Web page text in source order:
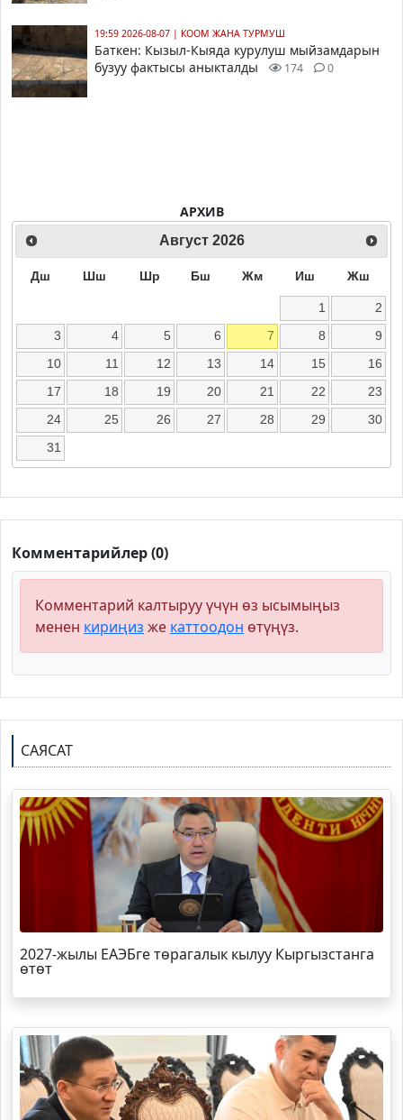
19:59 2026-08-07 | КООМ ЖАНА ТУРМУШ
Баткен: Кызыл-Кыяда курулуш мыйзамдарын
бузуу фактысы аныкталды
174 0
АРХИВ
Август 2026
Дш Шш Шр Бш Жм Иш Жш
1
2
3
4 5 6 7 8
9
10
11 12 13 14 15
16
17
18 19 20 21 22
23
24
25 26 27 28 29
30
31
Комментарийлер (0)
Комментарий калтыруу үчүн өз ысымыңыз
менен кириңиз же каттоодон өтүңүз.
САЯСАТ
2027-жылы ЕАЭБге төрагалык кылуу Кыргызстанга
өтөт